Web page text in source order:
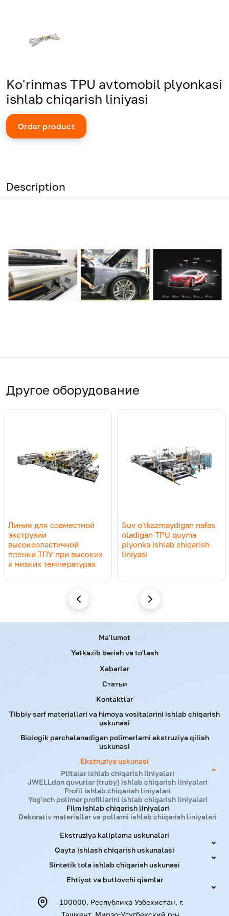
Ko'rinmas TPU avtomobil plyonkasi
ishlab chiqarish liniyasi
Order product
Description
Другое оборудование
Линия для совместной
экструзии
высокоэластичной
пленки ТПУ при высоких
и низких температурах
Suv o'tkazmaydigan nafas
oladigan TPU quyma
plyonka ishlab chiqarish
liniyasi
Tibbiy sarf materiallari va himoya vositalarini ishlab chiqarish
uskunasi
Biologik parchalanadigan polimerlarni ekstruziya qilish
uskunasi
Ekstruziya uskunasi
Plitalar ishlab chiqarish liniyalari
JWELLdan quvurlar (truby) ishlab chiqarish liniyalari
Profil ishlab chiqarish liniyalari
Yog'och polimer profillarini ishlab chiqarish liniyalari
Film ishlab chiqarish liniyalari
Dekorativ materiallar va pollarni ishlab chiqarish liniyalari
Ekstruziya kaliplama uskunalari
Qayta ishlash chiqarish uskunalasi
Sintetik tola ishlab chiqarish uskunasi
Ehtiyot va butlovchi qismlar
Ma'lumot
Yetkazib berish va to'lash
Xabarlar
Статьи
Kontaktlar
100000, Республика Узбекистан, г.